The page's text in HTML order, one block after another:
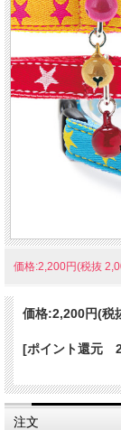
に似合うカラーが見
いながらもしっかり
かると外れる安全設
星がキレイに並んだ
価格:2,200円(税抜
価格:2,200円(税
[ポイント還元
注文